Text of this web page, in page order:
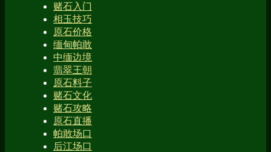
赌石入门
相玉技巧
原石价格
缅甸帕敢
中缅边境
翡翠王朝
原石料子
赌石文化
赌石攻略
原石直播
帕敢场口
后江场口